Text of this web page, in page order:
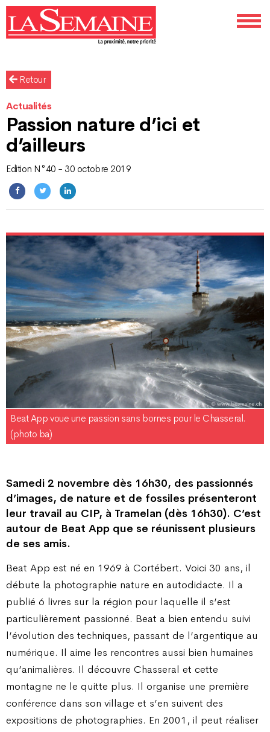
Retour
Actualités
Passion nature d’ici et
d’ailleurs
Edition N°40 - 30 octobre 2019
Beat App voue une passion sans bornes pour le Chasseral.
(photo ba)
Samedi 2 novembre dès 16h30, des passionnés
d’images, de nature et de fossiles présenteront
leur travail au CIP, à Tramelan (dès 16h30). C’est
autour de Beat App que se réunissent plusieurs
de ses amis.
Beat App est né en 1969 à Cortébert. Voici 30 ans, il
débute la photographie nature en autodidacte. Il a
publié 6 livres sur la région pour laquelle il s’est
particulièrement passionné. Beat a bien entendu suivi
l’évolution des techniques, passant de l’argentique au
numérique. Il aime les rencontres aussi bien humaines
qu’animalières. Il découvre Chasseral et cette
montagne ne le quitte plus. Il organise une première
conférence dans son village et s’en suivent des
expositions de photographies. En 2001, il peut réaliser